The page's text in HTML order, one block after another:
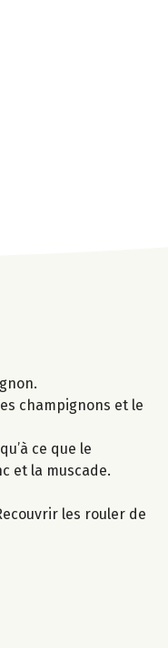
champignons et le
ce que le
et la muscade.
les rouler de